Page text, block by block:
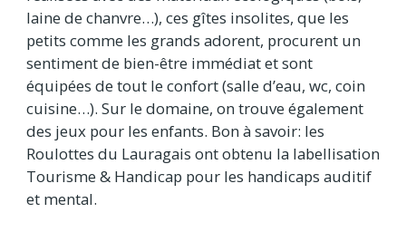
laine de chanvre…), ces gîtes insolites, que les
petits comme les grands adorent, procurent un
sentiment de bien-être immédiat et sont
équipées de tout le confort (salle d’eau, wc, coin
cuisine…). Sur le domaine, on trouve également
des jeux pour les enfants. Bon à savoir: les
Roulottes du Lauragais ont obtenu la labellisation
Tourisme & Handicap pour les handicaps auditif
et mental.